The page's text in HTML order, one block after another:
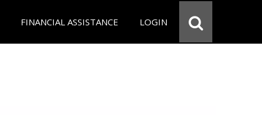
FINANCIAL ASSISTANCE LOGIN